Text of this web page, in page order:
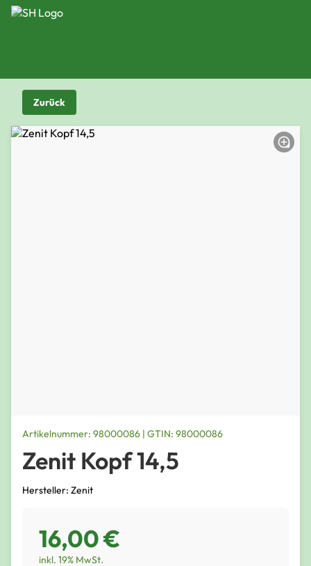
Zurück
Artikelnummer: 98000086 | GTIN: 98000086
Zenit Kopf 14,5
Hersteller: Zenit
16,00 €
inkl. 19% MwSt.